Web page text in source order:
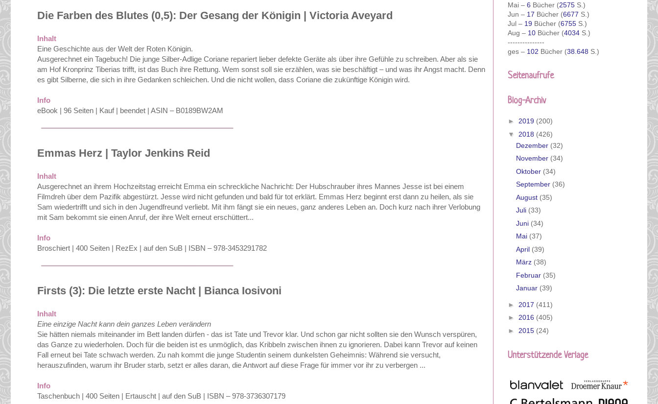
Die Farben des Blutes (0,5): Der Gesang der Königin | Victoria Aveyard
Inhalt
Eine Geschichte aus der Welt der Roten Königin.
Ausgerechnet ein Tagebuch! Die junge Silber-Adlige Coriane repariert lieber defekte Geräte als über ihre Gefühle zu schreiben. Aber als sie
am Hof Kronprinz Tiberias trifft, ist das Buch ihre Rettung. Wem sonst soll sie erzählen, was sie beschäftigt – und was ihr Angst macht. Denn
es gibt Silberne, die sich in ihre Gedanken schleichen. Und die nicht wollen, dass Coriane die zukünftige Königin wird.
Info
eBook | 96 Seiten | Kauf | beendet | ASIN – B0189BW2AM
Emmas Herz | Taylor Jenkins Reid
Inhalt
Ausgerechnet an ihrem Hochzeitstag erreicht Emma ein schreckliche Nachricht: Der Hubschrauber ihres Mannes Jesse ist bei einem
Filmdreh über dem Pazifik abgestürzt. Jesse wird nicht gefunden und bald für tot erklärt. Emmas Herz beginnt erst dann zu heilen, als sie
Sam wiedertrifft und sich in den Jugendfreund verliebt. Mit ihm fängt sie ein neues, ganz anderes Leben an. Doch kurz nach ihrer Verlobung
mit Sam bekommt sie einen Anruf, der ihre Welt erneut erschüttert...
Info
Broschiert | 400 Seiten | RezEx | auf den SuB | ISBN – 978-3453291782
Firsts (3): Die letzte erste Nacht | Bianca Iosivoni
Inhalt
Eine einzige Nacht kann dein ganzes Leben verändern
Sie hätten niemals miteinander im Bett landen dürfen - das ist Tate und Trevor klar. Und schon gar nicht sollten sie den Wunsch verspüren,
das Ganze zu wiederholen. Doch für die beiden ist es unmöglich, das Kribbeln zwischen ihnen zu ignorieren. Dabei kann Trevor auf keinen
Fall erneut bei Tate schwach werden. Zu nah kommt die junge Studentin seinem dunkelsten Geheimnis: Während sie versucht,
herauszufinden, warum ihr Bruder starb, setzt er alles daran, die Antwort auf diese Frage für immer vor ihr zu verbergen ...
Info
Taschenbuch | 400 Seiten | Ertauscht | auf den SuB | ISBN – 978-3736307179
Mai – 6 Bücher (2575 S.)
Jun – 17 Bücher (6677 S.)
Jul – 19 Bücher (6755 S.)
Aug – 10 Bücher (4034 S.)
---------------
ges – 102 Bücher (38.648 S.)
Seitenaufrufe
Blog-Archiv
► 2019 (200)
▼ 2018 (426)
Dezember (32)
November (34)
Oktober (34)
September (36)
August (35)
Juli (33)
Juni (34)
Mai (37)
April (39)
März (38)
Februar (35)
Januar (39)
► 2017 (411)
► 2016 (405)
► 2015 (24)
Unterstützende Verlage